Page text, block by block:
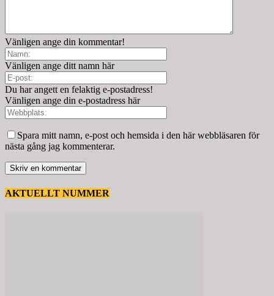
Vänligen ange din kommentar!
Vänligen ange ditt namn här
Du har angett en felaktig e-postadress!
Vänligen ange din e-postadress här
Spara mitt namn, e-post och hemsida i den här webbläsaren för
nästa gång jag kommenterar.
AKTUELLT NUMMER